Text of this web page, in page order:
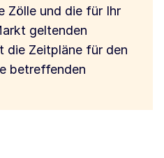
Zölle und die für Ihr
geltenden
die Zeitpläne für den
betreffenden